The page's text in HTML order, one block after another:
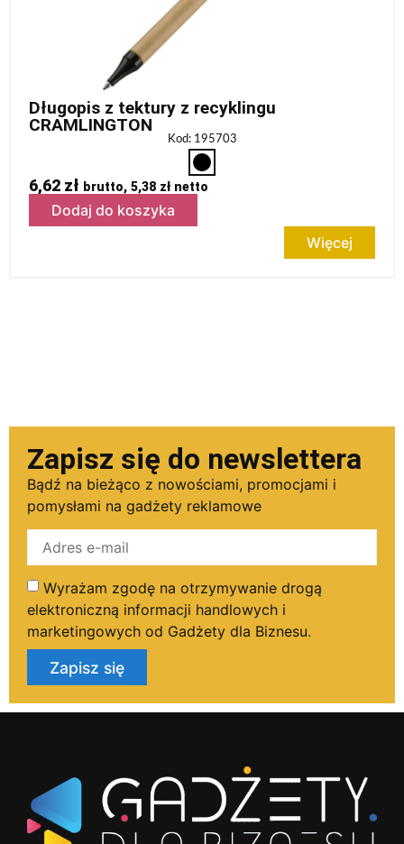
Długopis z tektury z recyklingu
CRAMLINGTON
Kod: 195703
6,62 zł brutto, 5,38 złnetto
Dodaj do koszyka
Więcej
Zapisz się do newslettera
Bądź na bieżąco z nowościami, promocjami i
pomysłami na gadżety reklamowe
Wyrażam zgodę na otrzymywanie drogą
elektroniczną informacji handlowych i
marketingowych od Gadżety dla Biznesu.
Zapisz się